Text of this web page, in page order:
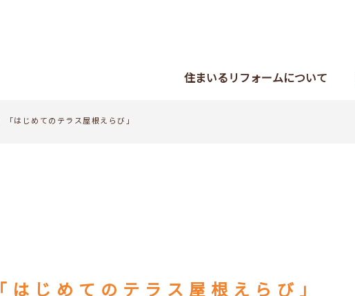
住まいるリフォームについて
「はじめてのテラス屋根えらび」